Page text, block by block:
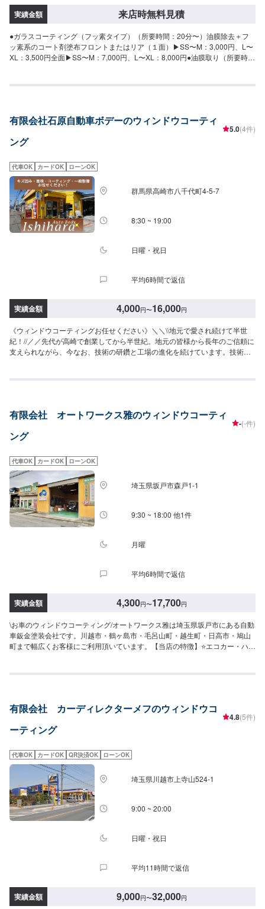
実績金額 来店時無料見積
●ガラスコーティング（フッ素タイプ）（所要時間：20分〜）油膜除去＋フ
ッ素系のコート剤塗布フロントまたはリア（１面）▶︎SS〜M：3,000円、L〜
XL：3,500円全面▶︎SS〜M：7,000円、L〜XL：8,000円●油膜取り（所要時
有限会社石原自動車ボデーのウィンドウコーティ
ング
5.0(4件)
代車OK カードOK ローンOK
群馬県高崎市八千代町4-5-7
8:30 ~ 19:00
日曜・祝日
平均6時間で返信
実績金額 4,000円〜16,000円
《ウィンドウコーティングお任せください》＼＼\\地元で愛され続けて半世
紀！//／／先代が高崎で創業してから半世紀。地元の皆様から長年のご信頼に
支えられながら、今なお、技術の研鑽と工場の進化を続けています。技術は
い。お困りごとにお応えし、解決する「対応力」で、お客様のカーライフの
ランで作業を進めて参ります。常連さんから初めての方まで、ご来店を心か
らお待ちしております。--------------------------------------------------【1】オファー
にてお問い合わせ【2】お見積り【3】お見積りにご納得いただければ作業開
用のお客様には代車を無料でご用意しております。詳しくはお気軽にお問い
合わせください。※ガソリン代はお客様にご負担いただきます。【定休日・営
業時間】定休日：第二水曜日営業時間：8:30~19:00
有限会社 オートワークス雅のウィンドウコーティ
ング
-(-件)
代車OK カードOK ローンOK
埼玉県坂戸市森戸1-1
9:30 ~ 18:00 他1件
月曜
平均6時間で返信
実績金額 4,300円〜17,700円
\お車のウィンドウコーティング/オートワークス雅は埼玉県坂戸市にある自動
車鈑金塗装会社です。川越市・鶴ヶ島市・毛呂山町・越生町・日高市・鳩山
町まで幅広くお客様にご利用頂いています。【当店の特徴】⭐️エコカー・ハイ
検・ドレスアップ・保険・販売まで、お車のことなら何でも当社にお任せく
意点】⚠️パーツ持ち込み対応可能です。持ち込みご希望の方はオファーに
て、パーツの詳細や型番、お車の情報を必ずご入力ください。【営業時間・
定休日】⏰営業時間：9時30分〜18時🗓定休日：月曜・祝日
有限会社 カーディレクターメフのウィンドウコ
ーティング
4.8(5件)
代車OK カードOK QR決済OK ローンOK
埼玉県川越市上寺山524-1
9:00 ~ 20:00
日曜・祝日
平均11時間で返信
実績金額 9,000円〜32,000円